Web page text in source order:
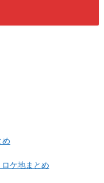
め
ケ地まとめ